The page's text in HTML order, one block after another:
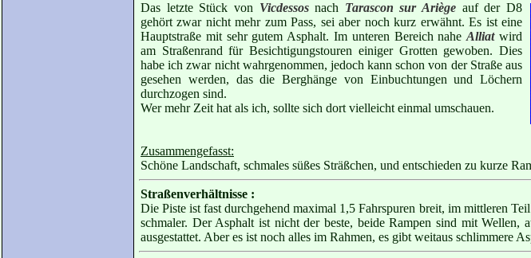
Das letzte Stück von Vicdessosnach Tarascon sur Ariège auf der D8
gehört zwar nicht mehr zum Pass, sei aber noch kurz erwähnt. Es ist eine
Hauptstraße mit sehr gutem Asphalt. Im unteren Bereich naheAlliatwird
am Straßenrand für Besichtigungstouren einiger Grotten gewoben. Dies
habe ich zwar nicht wahrgenommen, jedoch kann schon von der Straße aus
gesehen werden, das die Berghänge von Einbuchtungen und Löchern
durchzogen sind.
Wer mehr Zeit hat als ich, sollte sich dort vielleicht einmal umschauen.
Zusammengefasst:
Schöne Landschaft, schmales süßes Sträßchen, und entschieden zu kurze
Straßenverhältnisse :
Die Piste ist fast durchgehend maximal 1,5 Fahrspuren breit, im mittleren
schmaler. Der Asphalt ist nicht der beste, beide Rampen sind mit Wellen,
ausgestattet. Aber es ist noch alles im Rahmen, es gibt weitaus schlimmere